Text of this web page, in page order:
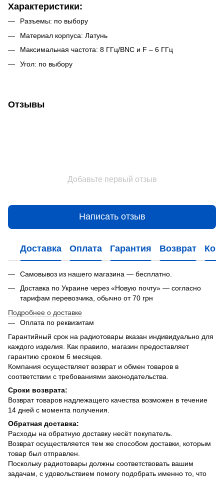
Характеристики:
Разъемы: по выбору
Материал корпуса: Латунь
Максимальная частота: 8 ГГц/BNC и F – 6 ГГц
Угол: по выбору
Отзывы
Добавьте первый отзыв
Написать отзыв
Доставка Оплата Гарантия Возврат
Самовывоз из нашего магазина — бесплатно.
Доставка по Украине через «Новую почту» — согласно
тарифам перевозчика, обычно от 70 грн
Подробнее о доставке
Оплата по реквизитам
Гарантийный срок на радиотовары вказан индивидуально для
каждого изделия. Как правило, магазин предоставляет
гарантию сроком 6 месяцев.
Компания осуществляет возврат и обмен товаров в
соответствии с требованиями законодательства.
Сроки возврата:
Возврат товаров надлежащего качества возможен в течение
14 дней с момента получения.
Обратная доставка:
Расходы на обратную доставку несёт покупатель.
Возврат осуществляется тем же способом доставки, которым
товар был отправлен.
Поскольку радиотовары должны соответствовать вашим
задачам, с удовольствием помогу подобрать именно то, что